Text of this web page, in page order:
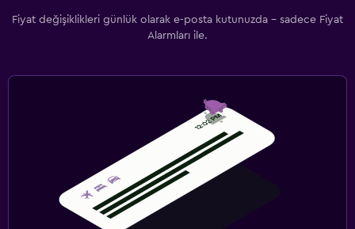
Fiyat değişiklikleri günlük olarak e-posta kutunuzda - sadece Fiyat
Alarmları ile.